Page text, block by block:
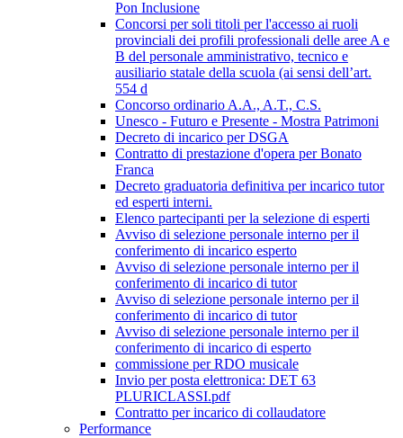
Pon Inclusione
Concorsi per soli titoli per l'accesso ai ruoli
provinciali dei profili professionali delle aree A e
B del personale amministrativo, tecnico e
ausiliario statale della scuola (ai sensi dell’art.
554 d
Concorso ordinario A.A., A.T., C.S.
Unesco - Futuro e Presente - Mostra Patrimoni
Decreto di incarico per DSGA
Contratto di prestazione d'opera per Bonato
Franca
Decreto graduatoria definitiva per incarico tutor
ed esperti interni.
Elenco partecipanti per la selezione di esperti
Avviso di selezione personale interno per il
conferimento di incarico esperto
Avviso di selezione personale interno per il
conferimento di incarico di tutor
Avviso di selezione personale interno per il
conferimento di incarico di tutor
Avviso di selezione personale interno per il
conferimento di incarico di esperto
commissione per RDO musicale
Invio per posta elettronica: DET 63
PLURICLASSI.pdf
Contratto per incarico di collaudatore
Performance